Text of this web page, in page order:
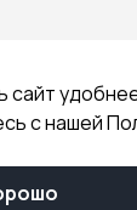
сайт
с нашей